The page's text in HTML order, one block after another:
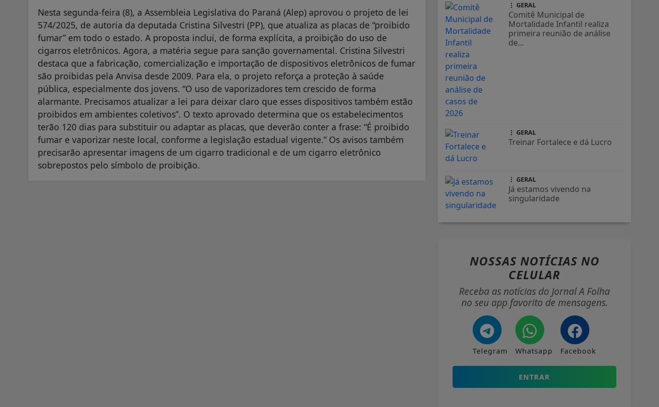
Nesta segunda-feira (8), a Assembleia Legislativa do Paraná (Alep) aprovou o projeto de lei
574/2025, de autoria da deputada Cristina Silvestri (PP), que atualiza as placas de “proibido
fumar” em todo o estado. A proposta inclui, de forma explícita, a proibição do uso de
cigarros eletrônicos. Agora, a matéria segue para sanção governamental. Cristina Silvestri
destaca que a fabricação, comercialização e importação de dispositivos eletrônicos de fumar
são proibidas pela Anvisa desde 2009. Para ela, o projeto reforça a proteção à saúde
pública, especialmente dos jovens. “O uso de vaporizadores tem crescido de forma
alarmante. Precisamos atualizar a lei para deixar claro que esses dispositivos também estão
proibidos em ambientes coletivos”. O texto aprovado determina que os estabelecimentos
terão 120 dias para substituir ou adaptar as placas, que deverão conter a frase: “É proibido
fumar e vaporizar neste local, conforme a legislação estadual vigente.” Os avisos também
precisarão apresentar imagens de um cigarro tradicional e de um cigarro eletrônico
sobrepostos pelo símbolo de proibição.
GERAL
Comitê Municipal de
Mortalidade Infantil realiza
primeira reunião de análise
de...
GERAL
Treinar Fortalece e dá Lucro
GERAL
Já estamos vivendo na
singularidade
NOSSAS NOTÍCIAS NO
CELULAR
Receba as notícias do Jornal A Folha
no seu app favorito de mensagens.
Telegram Whatsapp Facebook
ENTRAR